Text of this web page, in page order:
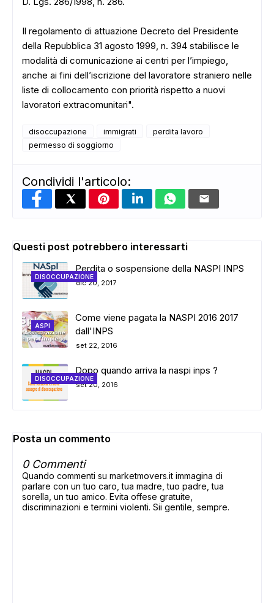
Il regolamento di attuazione Decreto del Presidente
della Repubblica 31 agosto 1999, n. 394 stabilisce le
modalità di comunicazione ai centri per l’impiego,
anche ai fini dell’iscrizione del lavoratore straniero nelle
liste di collocamento con priorità rispetto a nuovi
lavoratori extracomunitari".
disoccupazione immigrati
perdita lavoro
permesso di soggiorno
Condividi l'articolo:
Questi post potrebbero interessarti
DISOCCUPAZIONE
Perdita o sospensione della NASPI INPS
dic 20, 2017
ASPI
Come viene pagata la NASPI 2016 2017
dall'INPS
set 22, 2016
DISOCCUPAZIONE
Dopo quando arriva la naspi inps ?
set 20, 2016
Posta un commento
0 Commenti
Quando commenti su marketmovers.it immagina di
parlare con un tuo caro, tua madre, tuo padre, tua
sorella, un tuo amico. Evita offese gratuite,
discriminazioni e termini violenti. Sii gentile, sempre.